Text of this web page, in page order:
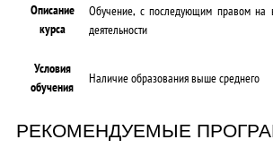
Описание
курса
Обучение, с последующим правом на
деятельности
Условия
обучения
Наличие образования выше среднего
РЕКОМЕНДУЕМЫЕ